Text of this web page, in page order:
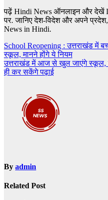
पढ़ें Hindi News ऑनलाइन और देखें
पर. जानिए देश-विदेश और अपने
News in Hindi.
Post
navigation
School Reopening : उत्तराखंड में
स्कूल, मानने होंगे ये नियम
उत्तराखंड में आज से खुल जाएंगे स्कूल,
ही कर सकेंगे पढ़ाई
By admin
Related Post